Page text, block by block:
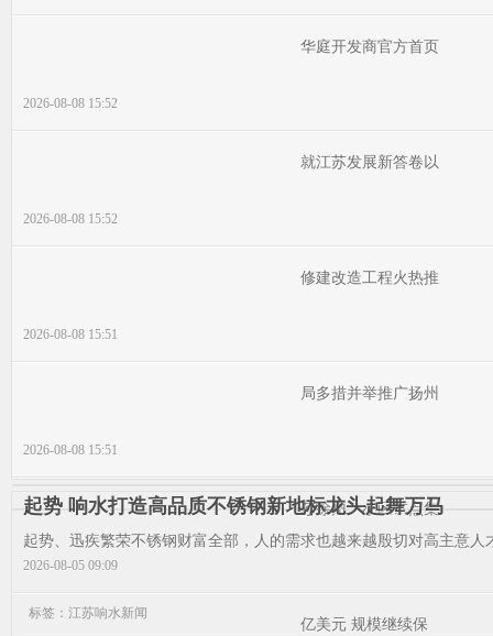
华庭开发商官方首页
2026-08-08 15:52
就江苏发展新答卷以
2026-08-08 15:52
修建改造工程火热推
2026-08-08 15:51
局多措并举推广扬州
2026-08-08 15:51
苏徐州一小区试点集
2026-08-05 09:09
亿美元 规模继续保
起势 响水打造高品质不锈钢新地标龙头起舞万马
起势、迅疾繁荣不锈钢财富全部，人的需求也越来越殷切对高主意
标签：江苏响水新闻